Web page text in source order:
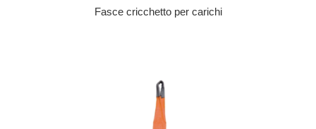
Fasce cricchetto per carichi